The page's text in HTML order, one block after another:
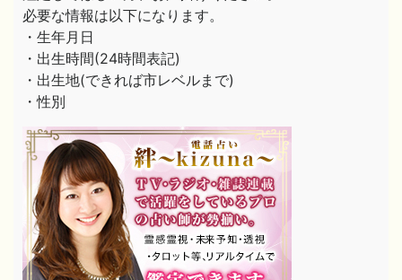
必要な情報は以下になります。
・生年月日
・出生時間(24時間表記)
・出生地(できれば市レベルまで)
・性別